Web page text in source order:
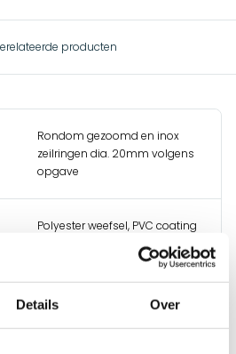
Details Over
producten
Rondom gezoomd en inox
zeilringen dia. 20mm volgens
opgave
Polyester weefsel, PVC coating
Europa (dus REACH conform
en cadmium vrij)